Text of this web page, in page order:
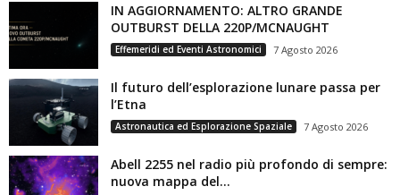
IN AGGIORNAMENTO: ALTRO GRANDE
OUTBURST DELLA 220P/MCNAUGHT
Effemeridi ed Eventi Astronomici 7 Agosto 2026
Il futuro dell’esplorazione lunare passa per
l’Etna
Astronautica ed Esplorazione Spaziale 7 Agosto 2026
Abell 2255 nel radio più profondo di sempre:
nuova mappa del...